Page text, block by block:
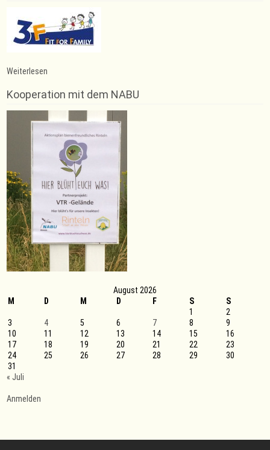
Weiterlesen
Angebote
starten
Kooperation mit dem NABU
August 2026
M
D M D F S
S
1
2
3
4 5 6 7 8
9
10
11 12 13 14 15
16
17
18 19 20 21 22
23
24
25 26 27 28 29
30
31
« Juli
Anmelden